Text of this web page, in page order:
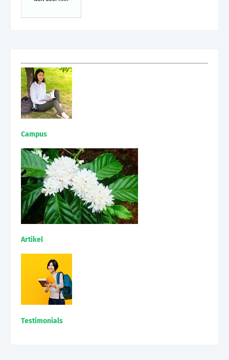
Campus
Artikel
Testimonials